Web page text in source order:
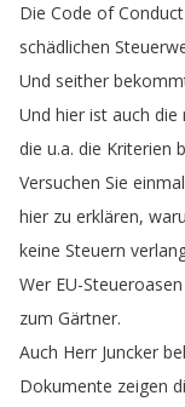
Die Code of Conduct
schädlichen
Und seither
Und hier ist auch die
die u.a. die Kriterien
Versuchen Sie einmal
hier zu erklären,
keine Steuern
Wer EU-Steueroasen
zum Gärtner.
Auch Herr Juncker
Dokumente zeigen